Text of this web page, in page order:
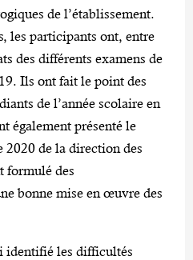
de l’établissement.
les participants ont, entre
des différents examens de
Ils ont fait le point des
de l’année scolaire en
également présenté le
2020 de la direction des
formulé des
bonne mise en œuvre des
identifié les difficultés